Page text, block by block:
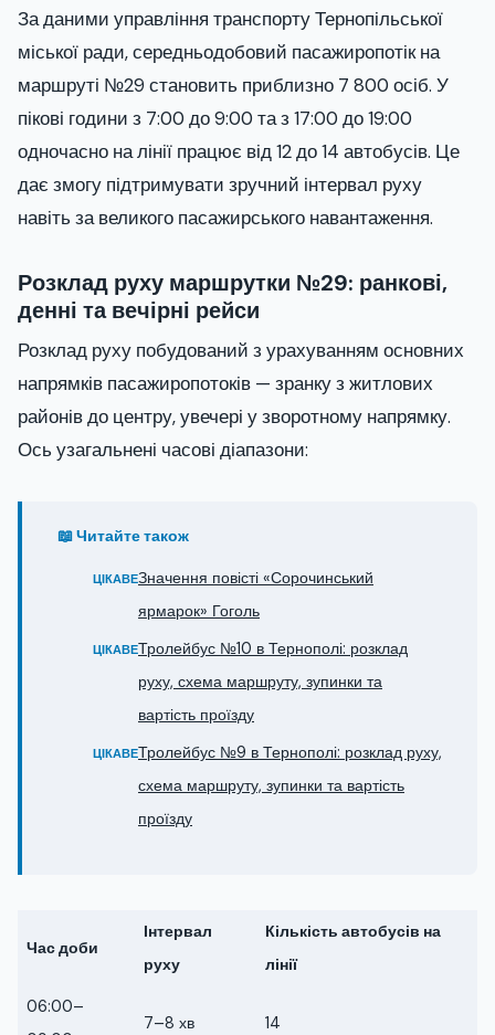
За даними управління транспорту Тернопільської
міської ради, середньодобовий пасажиропотік на
маршруті №29 становить приблизно 7 800 осіб. У
пікові години з 7:00 до 9:00 та з 17:00 до 19:00
одночасно на лінії працює від 12 до 14 автобусів. Це
дає змогу підтримувати зручний інтервал руху
навіть за великого пасажирського навантаження.
Розклад руху маршрутки №29: ранкові,
денні та вечірні рейси
Розклад руху побудований з урахуванням основних
напрямків пасажиропотоків — зранку з житлових
районів до центру, увечері у зворотному напрямку.
Ось узагальнені часові діапазони:
📖 Читайте також
ЦІКАВЕЗначення повісті «Сорочинський
ярмарок» Гоголь
ЦІКАВЕТролейбус №10 в Тернополі: розклад
руху, схема маршруту, зупинки та
вартість проїзду
ЦІКАВЕТролейбус №9 в Тернополі: розклад руху,
схема маршруту, зупинки та вартість
проїзду
Час доби
Інтервал
руху
Кількість автобусів на
лінії
06:00–
7–8 хв 14